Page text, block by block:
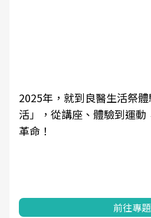
2025年，就到良醫生活祭
活」，從講座、體驗到運
革命！
前往專題